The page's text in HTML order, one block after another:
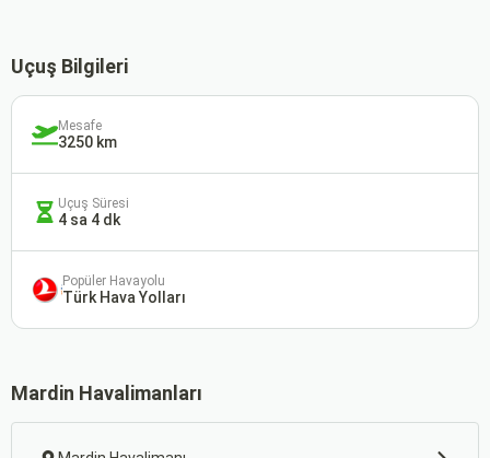
Uçuş Bilgileri
Mesafe
3250 km
Uçuş Süresi
4 sa 4 dk
Popüler Havayolu
Türk Hava Yolları
Mardin Havalimanları